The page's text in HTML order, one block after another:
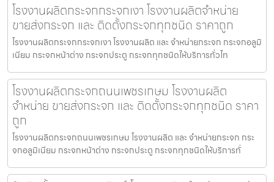
โรงงานผลิตกระจกกระจกเงา โรงงานผลิตจำหน่าย
ขายส่งกระจก และ ติดตั้งกระจกทุกชนิด ราคาถูก
โรงงานผลิตกระจกกระจกเงา โรงงานผลิต และ จำหน่ายกระจก กระจกอลูมิ
เนียม กระจกหน้าต่าง กระจกประตู กระจกทุกชนิดให้บริการทั่วไท
โรงงานผลิตกระจกถนนเพชรเกษม โรงงานผลิต
จำหน่าย ขายส่งกระจก และ ติดตั้งกระจกทุกชนิด ราคา
ถูก
โรงงานผลิตกระจกถนนเพชรเกษม โรงงานผลิต และ จำหน่ายกระจก กระ
จกอลูมิเนียม กระจกหน้าต่าง กระจกประตู กระจกทุกชนิดให้บริการทั่